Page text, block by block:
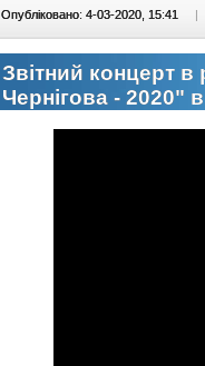
Опубліковано: 4-03-2020, 15:41 |
Звітний концерт
Чернігова -